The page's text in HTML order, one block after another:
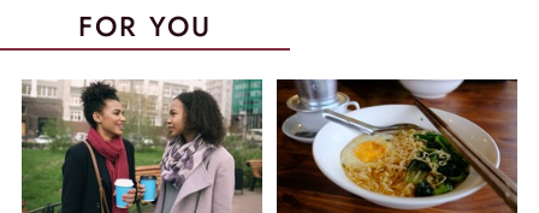
FOR YOU